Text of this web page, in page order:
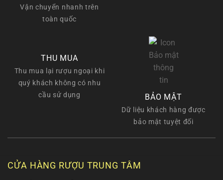
Vận chuyển nhanh trên
toàn quốc
THU MUA
Thu mua lại rượu ngoại khi
quý khách không có nhu
cầu sử dụng
BẢO MẬT
Dữ liệu khách hàng được
bảo mật tuyệt đối
CỬA HÀNG RƯỢU TRUNG TÂM